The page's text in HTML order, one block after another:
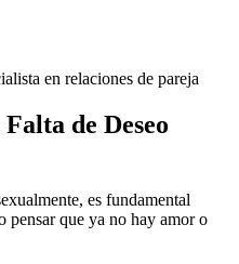
en relaciones de pareja
de Deseo
es fundamental
pensar que ya no hay amor o